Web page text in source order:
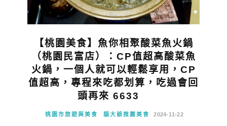
【桃園美食】魚你相聚酸菜魚火鍋
（桃園民富店）：CP值超高酸菜魚
火鍋，一個人就可以輕鬆享用，CP
值超高，專程來吃都划算，吃過會回
頭再來 6633
桃園市旅遊與美食 貓大爺推薦美食 2024-11-22